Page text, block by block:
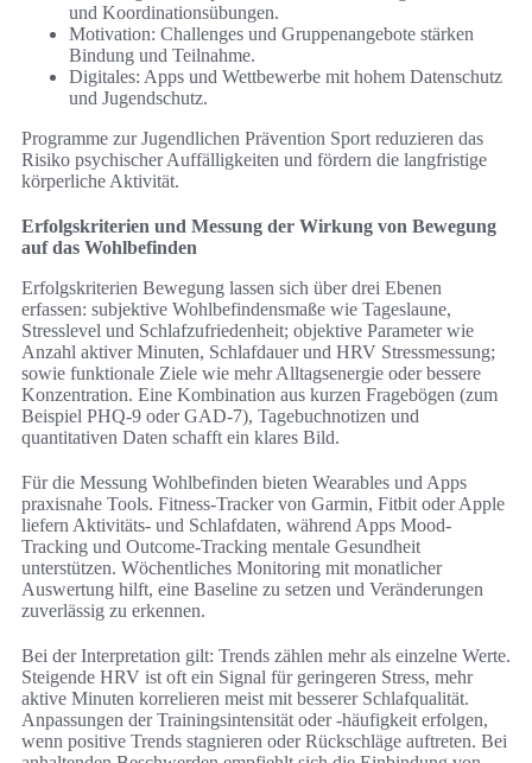
und Koordinationsübungen.
Motivation: Challenges und Gruppenangebote stärken
Bindung und Teilnahme.
Digitales: Apps und Wettbewerbe mit hohem Datenschutz
und Jugendschutz.
Programme zur Jugendlichen Prävention Sport reduzieren das
Risiko psychischer Auffälligkeiten und fördern die langfristige
körperliche Aktivität.
Erfolgskriterien und Messung der Wirkung von Bewegung
auf das Wohlbefinden
Erfolgskriterien Bewegung lassen sich über drei Ebenen
erfassen: subjektive Wohlbefindensmaße wie Tageslaune,
Stresslevel und Schlafzufriedenheit; objektive Parameter wie
Anzahl aktiver Minuten, Schlafdauer und HRV Stressmessung;
sowie funktionale Ziele wie mehr Alltagsenergie oder bessere
Konzentration. Eine Kombination aus kurzen Fragebögen (zum
Beispiel PHQ-9 oder GAD-7), Tagebuchnotizen und
quantitativen Daten schafft ein klares Bild.
Für die Messung Wohlbefinden bieten Wearables und Apps
praxisnahe Tools. Fitness-Tracker von Garmin, Fitbit oder Apple
liefern Aktivitäts- und Schlafdaten, während Apps Mood-
Tracking und Outcome-Tracking mentale Gesundheit
unterstützen. Wöchentliches Monitoring mit monatlicher
Auswertung hilft, eine Baseline zu setzen und Veränderungen
zuverlässig zu erkennen.
Bei der Interpretation gilt: Trends zählen mehr als einzelne Werte.
Steigende HRV ist oft ein Signal für geringeren Stress, mehr
aktive Minuten korrelieren meist mit besserer Schlafqualität.
Anpassungen der Trainingsintensität oder -häufigkeit erfolgen,
wenn positive Trends stagnieren oder Rückschläge auftreten. Bei